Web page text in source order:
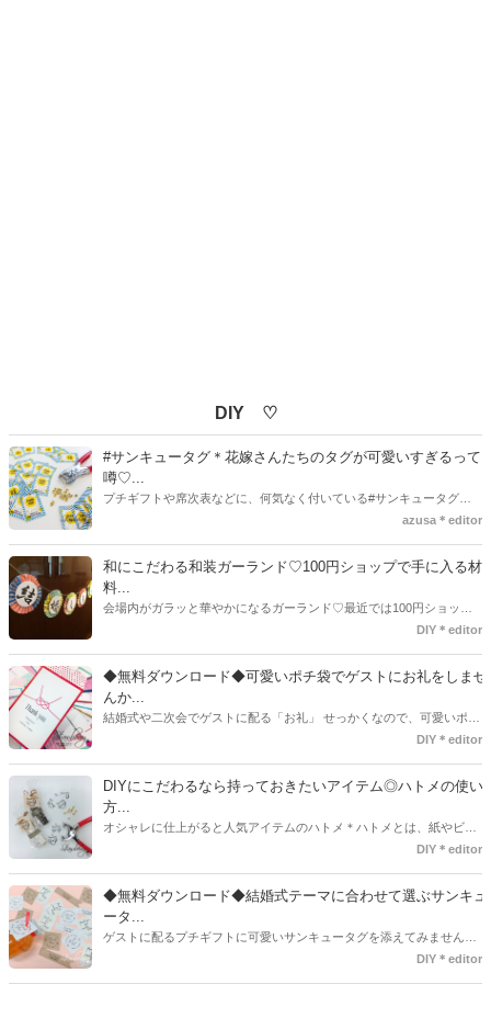
DIY ♡
#サンキュータグ＊花嫁さんたちのタグが可愛いすぎるって
噂♡...
プチギフトや席次表などに、何気なく付いている#サンキュータグ実
はほとんどの花嫁さんが手作りしてるってご存知でしたか！？あるの
ま、付いてた方が断然可愛い♡そんなプレ花嫁さんたちの#サンキュー
タグアイデア、探してみました♪
azusa＊editor
和にこだわる和装ガーランド♡100円ショップで手に入る材
料...
会場内がガラッと華やかになるガーランド♡最近では100円ショップ
で既に完成された物が販売されていたり、ネット上でダウンロードし
す。ダウンロードしたデザインを印刷する紙をこだわるプレ花嫁さん
も・・・♡紙質や柄などでガラッと印象が変わりますよね♪
DIY＊editor
◆無料ダウンロード◆可愛いポチ袋でゲストにお礼をしませ
んか...
結婚式や二次会でゲストに配る「お礼」 せっかくなので、可愛いポチ
袋で用意しませんか？今回の記事では無料でダウンロードできるデザ
ください。いつもStrawberryを読んで頂いているプレ花嫁さんのお手
伝いが少しでも出来れば嬉しいです♡
DIY＊editor
DIYにこだわるなら持っておきたいアイテム◎ハトメの使い
方...
オシャレに仕上がると人気アイテムのハトメ＊ハトメとは、紙やビニ
ールなどに開けた穴につける金具のことでサイズが幅広く揃っていま
り、付けるものの素材や色にあわせて選ぶことができるんです♪*
DIY＊editor
◆無料ダウンロード◆結婚式テーマに合わせて選ぶサンキュ
ータ...
ゲストに配るプチギフトに可愛いサンキュータグを添えてみません
か？今回の記事では無料でダウンロードできる春婚にもピッタリなサ
DIY＊editor